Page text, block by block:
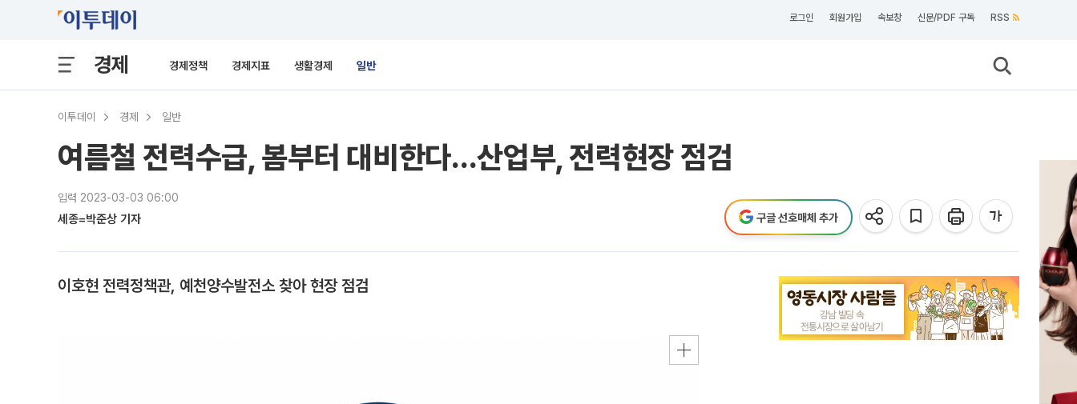
로그인 회원가입 속보창 신문/PDF 구독 RSS
경제 경제정책 경제지표 생활경제 일반
이투데이 경제 일반
여름철 전력수급, 봄부터 대비한다…산업부, 전력현장 점검
입력 2023-03-03 06:00
세종=박준상 기자 구글 선호매체 추가
이호현 전력정책관, 예천양수발전소 찾아 현장 점검